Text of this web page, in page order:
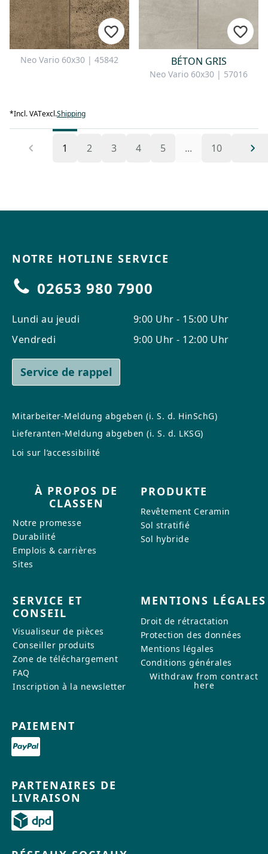
Neo Vario 60x30 | 45842 BÉTON GRIS
Neo Vario 60x30 | 57016
*Incl. VATexcl.Shipping
1 2 3 4 5 ... 10
NOTRE HOTLINE SERVICE
02653 980 7900
Lundi au jeudi
Vendredi
9:00 Uhr - 15:00 Uhr
9:00 Uhr - 12:00 Uhr
Service de rappel
Mitarbeiter-Meldung abgeben (i. S. d. HinSchG)
Lieferanten-Meldung abgeben (i. S. d. LKSG)
Loi sur l’accessibilité
À PROPOS DE
CLASSEN
Notre promesse
Durabilité
Emplois & carrières
Sites
PRODUKTE
Revêtement Ceramin
Sol stratifié
Sol hybride
SERVICE ET
CONSEIL
Visualiseur de pièces
Conseiller produits
Zone de téléchargement
FAQ
Inscription à la newsletter
MENTIONS LÉGALES
Droit de rétractation
Protection des données
Mentions légales
Conditions générales
Withdraw from contract
here
PAIEMENT
PARTENAIRES DE
LIVRAISON